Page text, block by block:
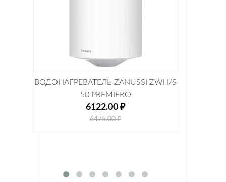
ВОДОНАГРЕВАТЕЛЬ ZANUSSI ZWH/S
50 PREMIERO
6122.00 ₽
6475.00 ₽